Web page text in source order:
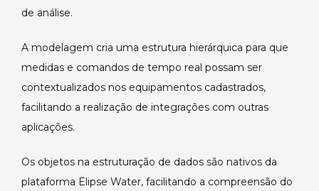
de análise.
A modelagem cria uma estrutura hierárquica para que
medidas e comandos de tempo real possam ser
contextualizados nos equipamentos cadastrados,
facilitando a realização de integrações com outras
aplicações.
Os objetos na estruturação de dados são nativos da
plataforma Elipse Water, facilitando a compreensão do